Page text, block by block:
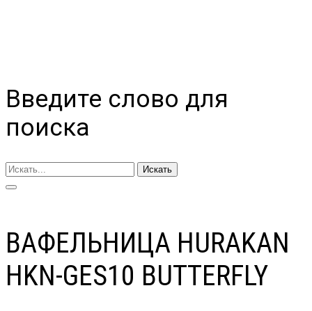
Введите слово для
поиска
Искать
ВАФЕЛЬНИЦА HURAKAN
HKN-GES10 BUTTERFLY